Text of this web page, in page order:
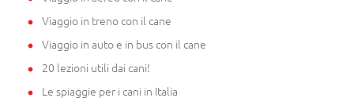
Viaggio in treno con il cane
Viaggio in auto e in bus con il cane
20 lezioni utili dai cani!
Le spiaggie per i cani in Italia